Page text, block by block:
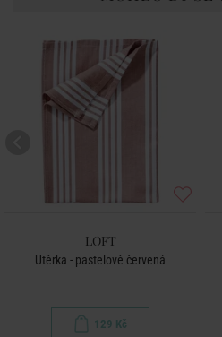
LOFT
Utěrka - pastelově červená
129 Kč